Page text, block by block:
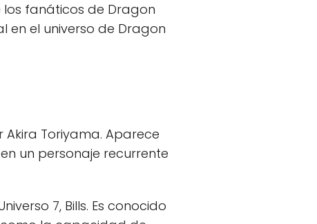
los fanáticos de Dragon
en el universo de Dragon
Toriyama. Aparece
un personaje recurrente
7, Bills. Es conocido